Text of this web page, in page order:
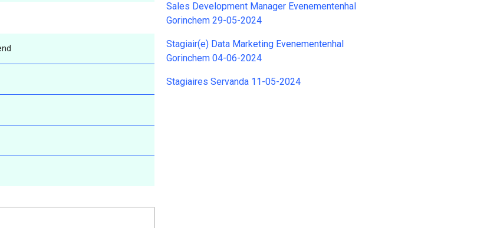
Sales Development Manager Evenementenhal
Gorinchem 29-05-2024
Stagiair(e) Data Marketing Evenementenhal
Gorinchem 04-06-2024
Stagiaires Servanda 11-05-2024